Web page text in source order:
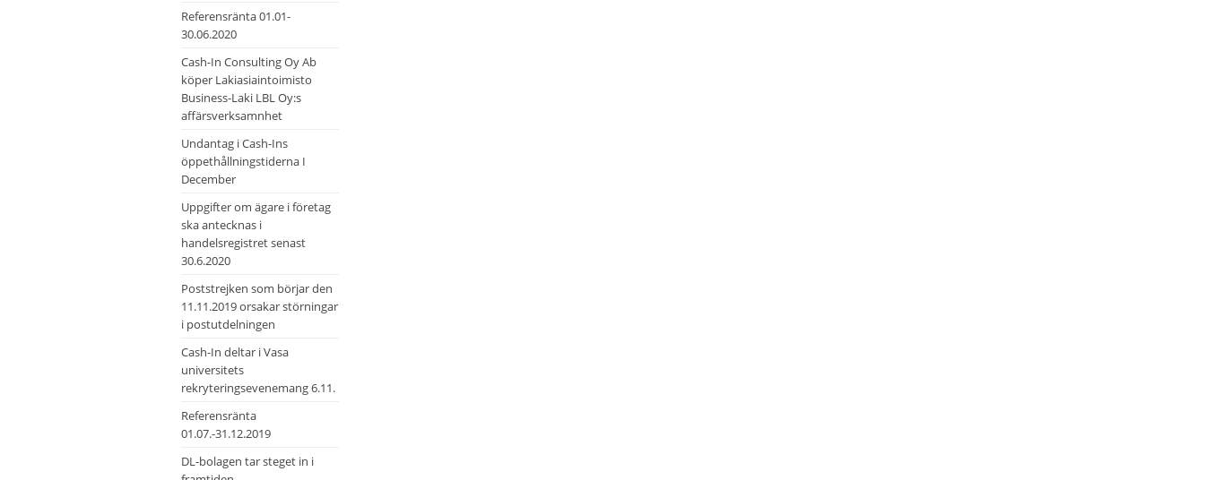
Referensränta 01.01-
30.06.2020
Cash-In Consulting Oy Ab
köper Lakiasiaintoimisto
Business-Laki LBL Oy:s
affärsverksamnhet
Undantag i Cash-Ins
öppethållningstiderna I
December
Uppgifter om ägare i företag
ska antecknas i
handelsregistret senast
30.6.2020
Poststrejken som börjar den
11.11.2019 orsakar störningar
i postutdelningen
Cash-In deltar i Vasa
universitets
rekryteringsevenemang 6.11.
Referensränta
01.07.-31.12.2019
DL-bolagen tar steget in i